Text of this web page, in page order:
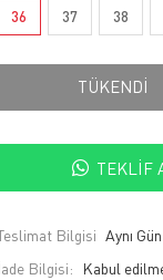
36 37 38
TÜKENDİ
TEKLIF
Bilgisi Aynı
İade Bilgisi: